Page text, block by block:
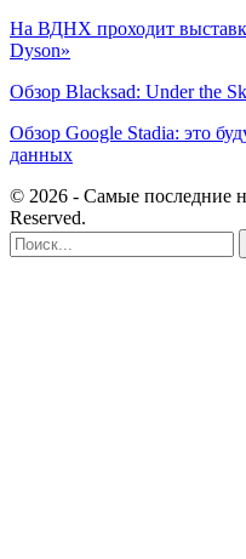
На ВДНХ проходит
Dyson»
Обзор Blacksad: Under the
Обзор Google Stadia: это
данных
© 2026 - Самые последние
Reserved.